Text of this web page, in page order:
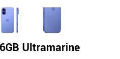
Ultramarine